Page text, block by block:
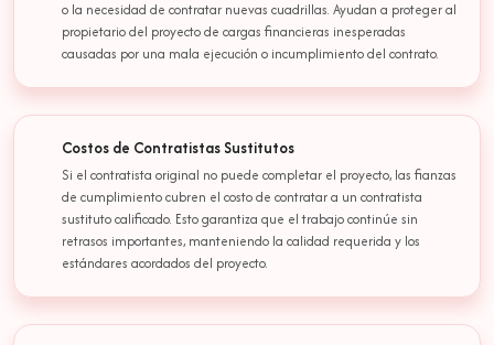
o la necesidad de contratar nuevas cuadrillas. Ayudan a proteger al
propietario del proyecto de cargas financieras inesperadas
causadas por una mala ejecución o incumplimiento del contrato.
Costos de Contratistas Sustitutos
Si el contratista original no puede completar el proyecto, las fianzas
de cumplimiento cubren el costo de contratar a un contratista
sustituto calificado. Esto garantiza que el trabajo continúe sin
retrasos importantes, manteniendo la calidad requerida y los
estándares acordados del proyecto.